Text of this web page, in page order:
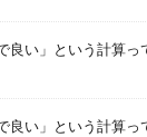
良い」という計算っ
良い」という計算っ